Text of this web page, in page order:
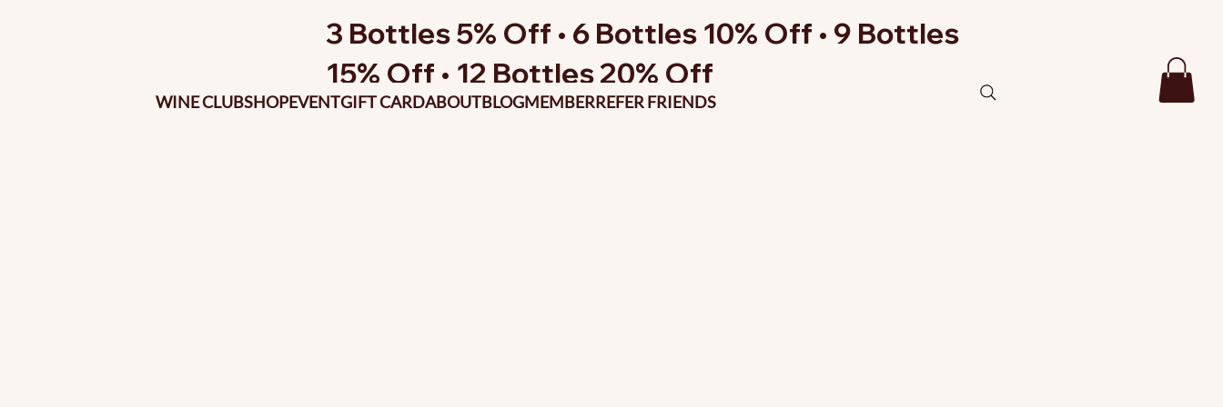
3 Bottles 5% Off • 6 Bottles 10% Off • 9 Bottles
15% Off • 12 Bottles 20% Off
WINE CLUBSHOPEVENTGIFT CARDABOUTBLOGMEMBERREFER FRIENDS